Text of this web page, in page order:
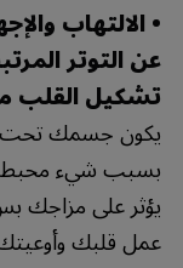
• الالتهاب
عن التوتر
تشكيل القلب
يكون جسمك
بسبب شيء محبط
يؤثر على مزاجك
عمل قلبك